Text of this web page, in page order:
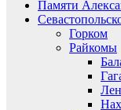
Памяти
Горком
Райкомы